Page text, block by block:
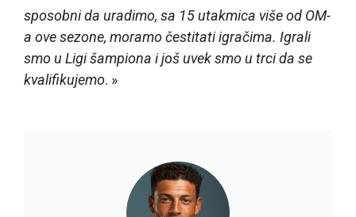
sposobni da uradimo, sa 15 utakmica više od OM-
a ove sezone, moramo čestitati igračima. Igrali
smo u Ligi šampiona i još uvek smo u trci da se
kvalifikujemo. »